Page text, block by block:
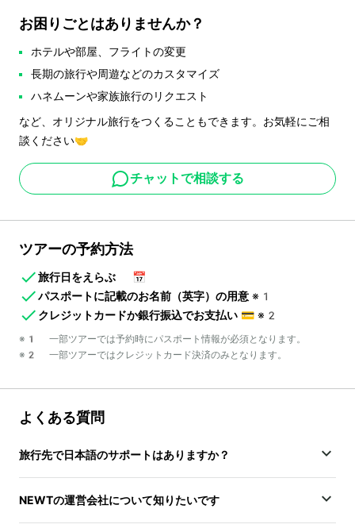
お困りごとはありませんか？
ホテルや部屋、フライトの変更
長期の旅行や周遊などのカスタマイズ
ハネムーンや家族旅行のリクエスト
など、オリジナル旅行をつくることもできます。お気軽にご相
談ください🤝
チャットで相談する
ツアーの予約方法
旅行日をえらぶ
📅
パスポートに記載のお名前（英字）の用意 ※1
クレジットカードか銀行振込でお支払い 💳 ※2
※1 一部ツアーでは予約時にパスポート情報が必須となります。
※2 一部ツアーではクレジットカード決済のみとなります。
よくある質問
旅行先で日本語のサポートはありますか？
NEWTの運営会社について知りたいです